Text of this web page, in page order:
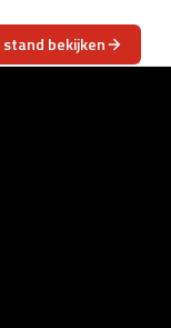
bekijken